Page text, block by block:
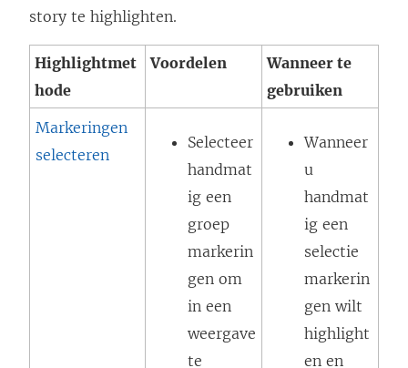
story te highlighten.
Highlightmet
hode
Voordelen
Wanneer te
gebruiken
Markeringen
selecteren
Selecteer
handmat
ig een
groep
markerin
gen om
in een
weergave
te
Wanneer
u
handmat
ig een
selectie
markerin
gen wilt
highlight
en en